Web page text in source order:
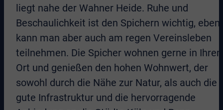
liegt nahe der Wahner Heide. Ruhe und
Beschaulichkeit ist den Spichern wichtig,
kann man aber auch am regen Vereinsleben
teilnehmen. Die Spicher wohnen gerne in
Ort und genießen den hohen Wohnwert, der
sowohl durch die Nähe zur Natur, als auch die
gute Infrastruktur und die hervorragende